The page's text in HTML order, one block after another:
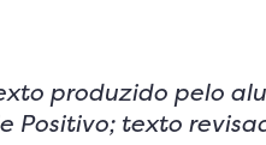
produzido pelo
Positivo; texto